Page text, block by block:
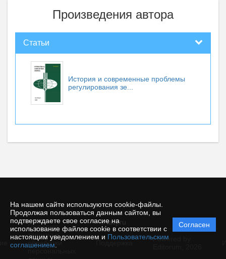
На нашем сайте используются cookie-файлы.
Продолжая пользоваться данным сайтом, вы
подтверждаете свое согласие на
использование файлов cookie в соответствии с
настоящим уведомлением и Пользовательским
соглашением
Согласен
Произведения автора
Статьи
История и современные проблемы
регулирования зе...
© iacj.ru
Политика
защиты и
обработки
Powered by